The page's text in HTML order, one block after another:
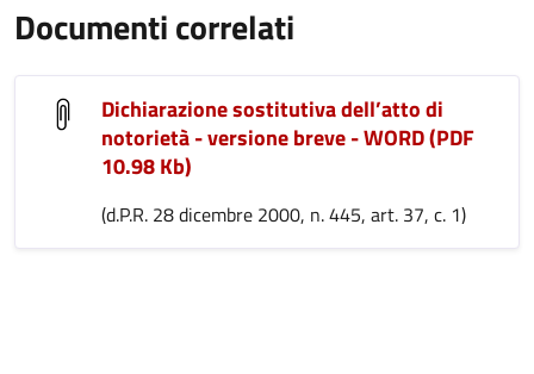
Documenti correlati
Dichiarazione sostitutiva dell’atto di
notorietà - versione breve - WORD (PDF
10.98 Kb)
(d.P.R. 28 dicembre 2000, n. 445, art. 37, c. 1)